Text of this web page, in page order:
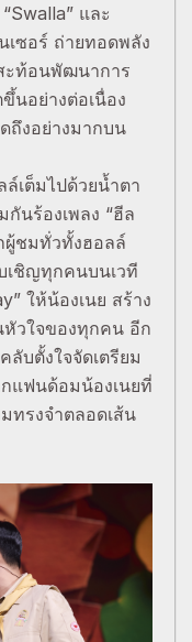
และ
เซอร์ ถ่ายทอดพลัง
ะท้อนพัฒนาการ
นอย่างต่อเนื่อง
ถึงอย่างมากบน
เต็มไปด้วยน้ำตา
นร้องเพลง “ฮีล
ผู้ชมทั่วทั้งฮอลล์
เชิญทุกคนบนเวที
ให้น้องเนย สร้าง
วใจของทุกคน อีก
บตั้งใจจัดเตรียม
แฟนด้อมน้องเนยที่
ทรงจำตลอดเส้น